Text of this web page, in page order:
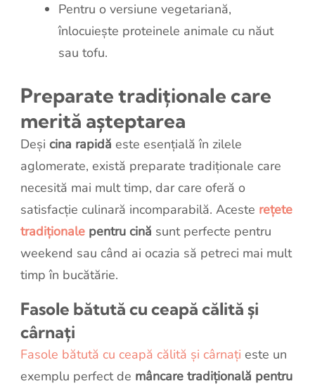
Pentru o versiune vegetariană,
înlocuiește proteinele animale cu năut
sau tofu.
Preparate tradiționale care
merită așteptarea
Deși cina rapidă este esențială în zilele
aglomerate, există preparate tradiționale care
necesită mai mult timp, dar care oferă o
satisfacție culinară incomparabilă. Aceste rețete
tradiționale pentru cină sunt perfecte pentru
weekend sau când ai ocazia să petreci mai mult
timp în bucătărie.
Fasole bătută cu ceapă călită și
cârnați
Fasole bătută cu ceapă călită și cârnați este un
exemplu perfect de mâncare tradițională pentru